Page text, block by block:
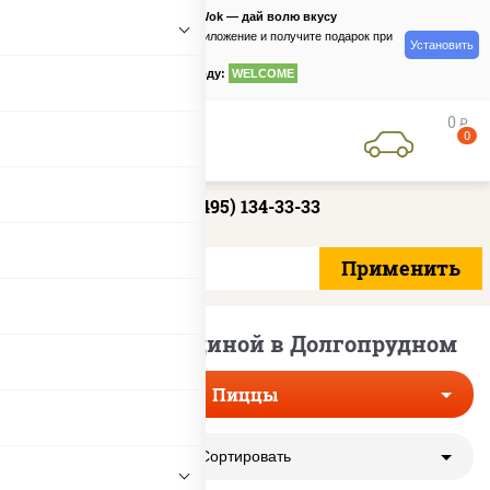
PizzaSushiWok — дай волю вкусу
Скачайте приложение и получите подарок при
по промокоду: WELCOME
Установить
0 руб
0
+7 (495) 134-33-33
Пиццы с говядиной в Долгопрудном
Пиццы
Сортировать